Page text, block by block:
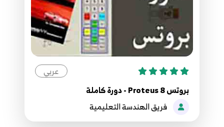
عربي
بروتس 8 Proteus - دورة كاملة
فريق الهندسة التعليمية